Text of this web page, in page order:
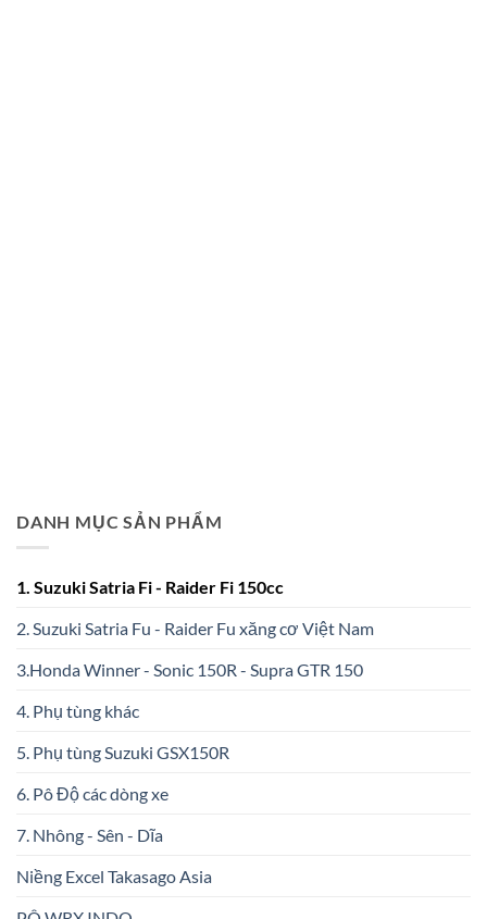
DANH MỤC SẢN PHẨM
1. Suzuki Satria Fi - Raider Fi 150cc
2. Suzuki Satria Fu - Raider Fu xăng cơ Việt Nam
3.Honda Winner - Sonic 150R - Supra GTR 150
4. Phụ tùng khác
5. Phụ tùng Suzuki GSX150R
6. Pô Độ các dòng xe
7. Nhông - Sên - Dĩa
Niềng Excel Takasago Asia